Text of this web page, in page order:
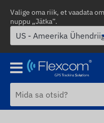
Valige oma riik, et vaadata
nuppu „Jätka”.